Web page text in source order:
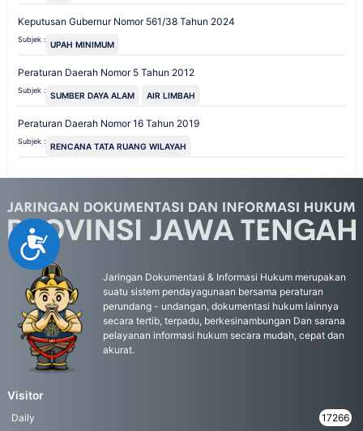
Accessibility
Keputusan Gubernur Nomor 561/38 Tahun 2024
Subjek : UPAH MINIMUM
Peraturan Daerah Nomor 5 Tahun 2012
Subjek : SUMBER DAYA ALAM AIR LIMBAH
Peraturan Daerah Nomor 16 Tahun 2019
Subjek : RENCANA TATA RUANG WILAYAH
Jaringan Dokumentasi & Informasi Hukum merupakan
suatu sistem pendayagunaan bersama peraturan
perundang - undangan, dokumentasi hukum lainnya
secara tertib, terpadu, berkesinambungan Dan sarana
pelayanan informasi hukum secara mudah, cepat dan
akurat.
Visitor
Daily
17266